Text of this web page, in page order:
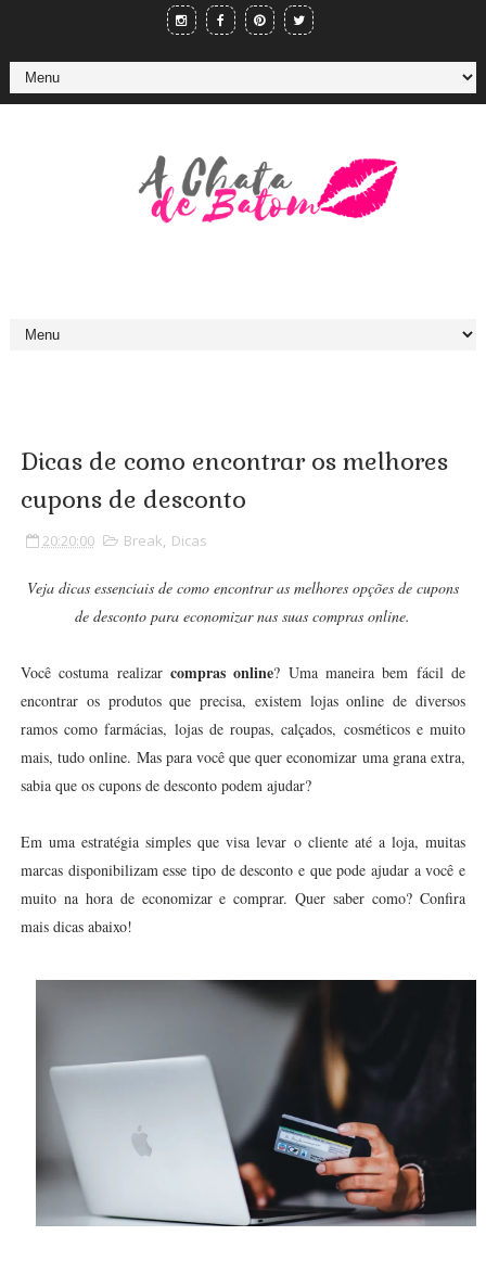
Dicas de como encontrar os melhores
cupons de desconto
20:20:00 Break, Dicas
Veja dicas essenciais de como encontrar as melhores opções de cupons
de desconto para economizar nas suas compras online.
Você costuma realizar compras online? Uma maneira bem fácil de
encontrar os produtos que precisa, existem lojas online de diversos
ramos como farmácias, lojas de roupas, calçados, cosméticos e muito
mais, tudo online. Mas para você que quer economizar uma grana extra,
sabia que os cupons de desconto podem ajudar?
Em uma estratégia simples que visa levar o cliente até a loja, muitas
marcas disponibilizam esse tipo de desconto e que pode ajudar a você e
muito na hora de economizar e comprar. Quer saber como? Confira
mais dicas abaixo!